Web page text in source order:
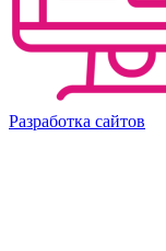
Разработка сайтов